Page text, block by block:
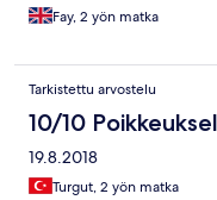
Fay, 2 yön matka
Tarkistettu arvostelu
10/10
19.8.2018
Turgut, 2 yön matka